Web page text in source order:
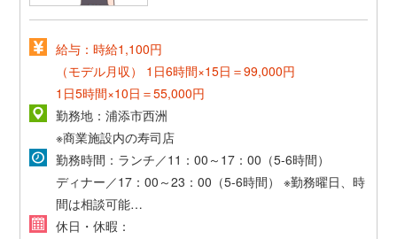
給与：時給1,100円
（モデル月収）
1日6時間×15日＝99,000円
1日5時間×10日＝55,000円
勤務地：浦添市西洲
※商業施設内の寿司店
勤務時間：ランチ／11：00～17：00（5-6時間）
ディナー／17：00～23：00（5-6時間）
※勤務曜日、時
間は相談可能
※未成年は21：30迄の勤務となります。
休日・休暇：